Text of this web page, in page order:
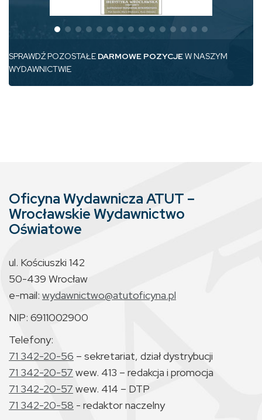
SPRAWDŹ POZOSTAŁE DARMOWE POZYCJEW NASZYM
WYDAWNICTWIE
Oficyna Wydawnicza ATUT –
Wrocławskie Wydawnictwo
Oświatowe
ul. Kościuszki 142
50-439 Wrocław
e-mail: wydawnictwo@atutoficyna.pl
NIP: 6911002900
Telefony:
71 342-20-56 – sekretariat, dział dystrybucji
71 342-20-57 wew. 413 – redakcja i promocja
71 342-20-57 wew. 414 – DTP
71 342-20-58 - redaktor naczelny